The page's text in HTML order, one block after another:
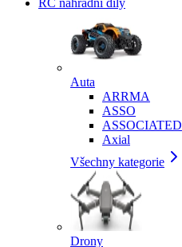
RC náhradní díly
Auta
ARRMA
ASSO
ASSOCIATED
Axial
Všechny kategorie
Drony